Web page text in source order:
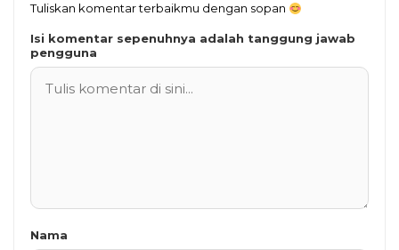
Tuliskan komentar terbaikmu dengan sopan
Isi komentar sepenuhnya adalah tanggung jawab
pengguna
Nama